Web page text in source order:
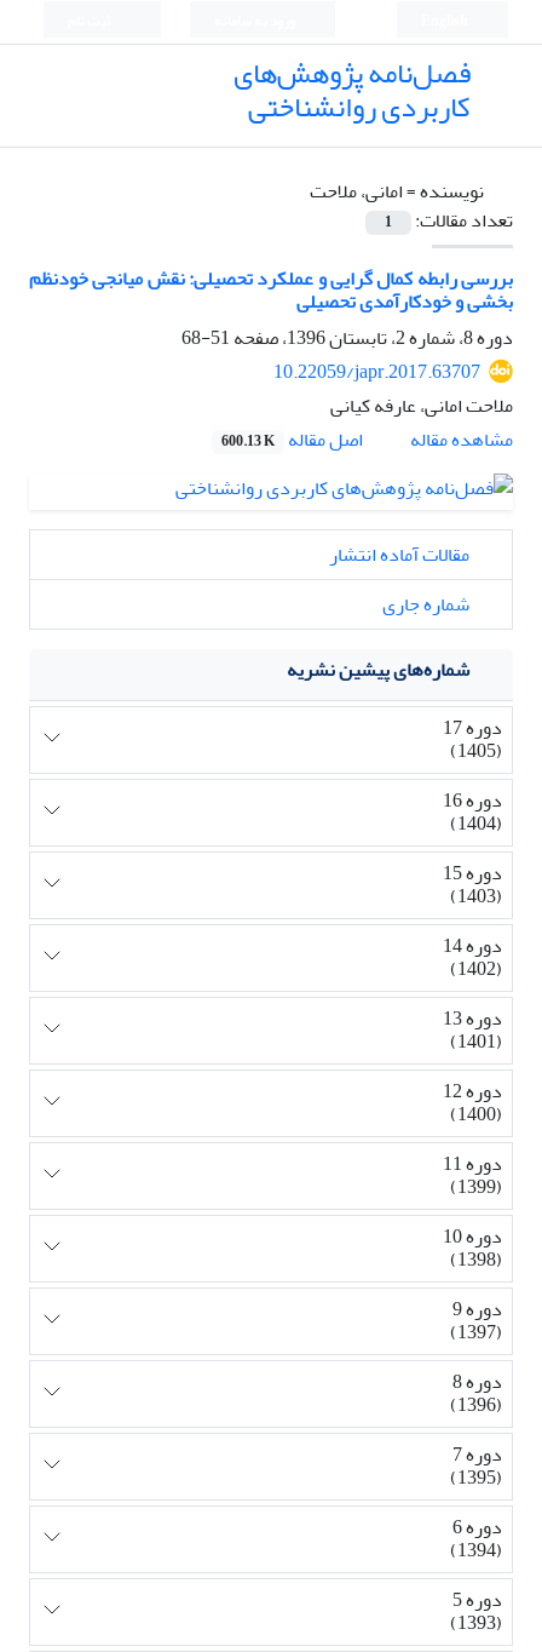
فصل‌نامه پژوهش‌های
کاربردی روانشناختی
نویسنده =امانی، ملاحت
تعداد مقالات:
1
بررسی رابطه کمال گرایی و عملکرد تحصیلی: نقش میانجی خودنظم
بخشی و خودکارآمدی تحصیلی
دوره 8، شماره 2، تابستان 1396، صفحه
51-68
10.22059/japr.2017.63707
ملاحت امانی، عارفه کیانی
مشاهده مقاله
اصل مقاله 600.13 K
مقالات آماده انتشار
شماره جاری
شماره‌های پیشین نشریه
دوره 17
(1405)
دوره 16
(1404)
دوره 15
(1403)
دوره 14
(1402)
دوره 13
(1401)
دوره 12
(1400)
دوره 11
(1399)
دوره 10
(1398)
دوره 9
(1397)
دوره 8
(1396)
دوره 7
(1395)
دوره 6
(1394)
دوره 5
(1393)